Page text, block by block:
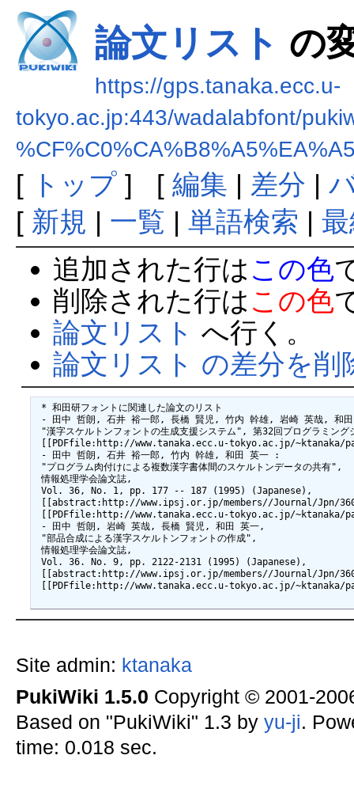
論文リスト の
https://gps.tanaka.ecc.u-
tokyo.ac.jp:443/wadalabfont/
[ トップ] [ 編集 | 差分 |
[ 新規 | 一覧 | 単語検索 |
追加された行は この色
削除された行は この色
論文リスト へ行く。
論文リスト の差分を削
* 和田研フォントに関連した論文のリスト
- 田中 哲朗, 石井 裕一郎, 長橋 賢児, 竹内 幹雄, 岩崎 英哉, 和
"漢字スケルトンフォントの生成支援システム", 第32回プログラ
[[PDFfile:http://www.tanaka.ecc.u-tokyo.ac.jp/~ktanaka/
- 田中 哲朗, 石井 裕一郎, 竹内 幹雄, 和田 英一 :
"プログラム肉付けによる複数漢字書体間のスケルトンデータの共有",
情報処理学会論文誌,
Vol. 36, No. 1, pp. 177 -- 187 (1995) (Japanese),
[[abstract:http://www.ipsj.or.jp/members//Journal/Jpn/
[[PDFfile:http://www.tanaka.ecc.u-tokyo.ac.jp/
- 田中 哲朗, 岩崎 英哉, 長橋 賢児, 和田 英一,
"部品合成による漢字スケルトンフォントの作成",
情報処理学会論文誌,
Vol. 36. No. 9, pp. 2122-2131 (1995) (Japanese),
[[abstract:http://www.ipsj.or.jp/members//Journal/Jpn/
[[PDFfile:http://www.tanaka.ecc.u-tokyo.ac.jp/
Site admin: ktanaka
PukiWiki 1.5.0 Copyright © 2001-
Based on "PukiWiki" 1.3 by yu-ji.
time: 0.018 sec.